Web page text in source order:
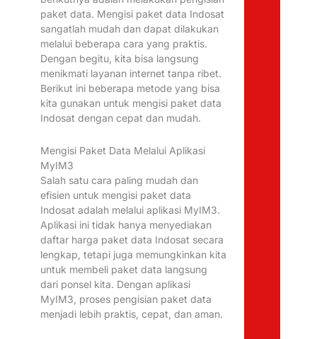
paket data. Mengisi paket data Indosat
sangatlah mudah dan dapat dilakukan
melalui beberapa cara yang praktis.
Dengan begitu, kita bisa langsung
menikmati layanan internet tanpa ribet.
Berikut ini beberapa metode yang bisa
kita gunakan untuk mengisi paket data
Indosat dengan cepat dan mudah.
Mengisi Paket Data Melalui Aplikasi
MyIM3
Salah satu cara paling mudah dan
efisien untuk mengisi paket data
Indosat adalah melalui aplikasi MyIM3.
Aplikasi ini tidak hanya menyediakan
daftar harga paket data Indosat secara
lengkap, tetapi juga memungkinkan kita
untuk membeli paket data langsung
dari ponsel kita. Dengan aplikasi
MyIM3, proses pengisian paket data
menjadi lebih praktis, cepat, dan aman.